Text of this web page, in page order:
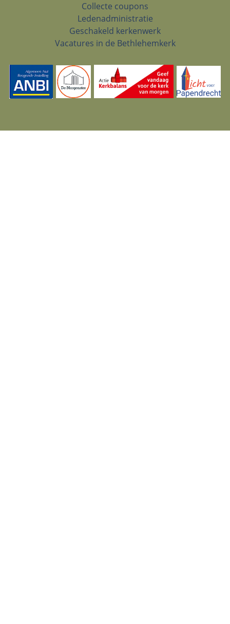
Collecte coupons
Ledenadministratie
Geschakeld kerkenwerk
Vacatures in de Bethlehemkerk